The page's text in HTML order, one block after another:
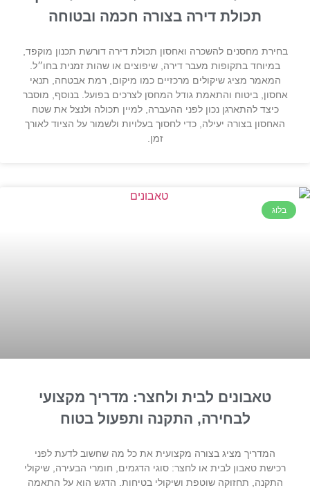
תכולת דירה בצורה חכמה ובטוחה
בחירת מחסנים להשכרה ואחסון תכולת דירה דורשת תכנון מוקפד,
במיוחד בתקופות מעבר דירה, שיפוצים או שהות זמנית בחו״ל.
המאמר מציג שיקולים מרכזיים כמו מיקום, רמת אבטחה, תנאי
אחסון, ביטוח והתאמת גודל המחסן לצרכים בפועל. בנוסף, מוסבר
כיצד להתארגן נכון לפני ההעברה, למיין תכולה ולנצל את שטח
האחסון בצורה יעילה, כדי לחסוך בעלויות ולשמור על הציוד לאורך
זמן.
בלוג
טאבונים לבית ולחצר: מדריך מקצועי
לבחירה, התקנה ותפעול בטוח
המדריך מציג בצורה מקצועית את כל מה שחשוב לדעת לפני
רכישת טאבון לבית או לחצר: סוגי הדגמים, חומרי הבעירה, שיקולי
התקנה, תחזוקה שוטפת ושיקולי בטיחות. הדגש הוא על התאמה